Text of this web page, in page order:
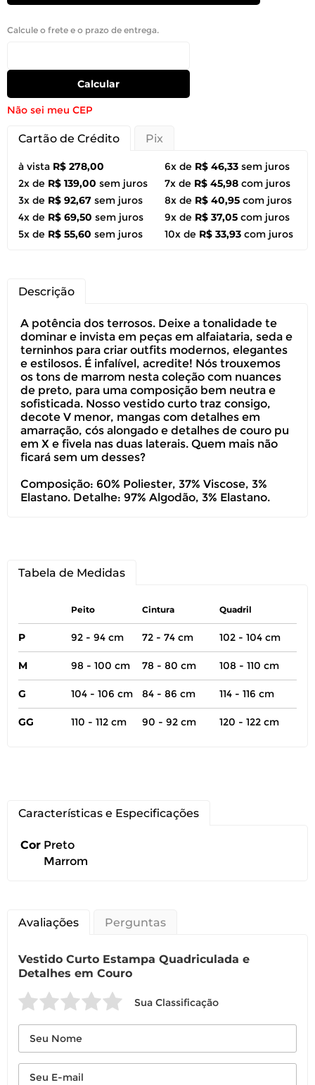
Calcule o frete e o prazo de entrega.
Calcular
Não sei meu CEP
Cartão de Crédito Pix
à vista R$ 278,00
2x de R$ 139,00 sem juros
3x de R$ 92,67 sem juros
4x de R$ 69,50 sem juros
5x de R$ 55,60 sem juros
6x de R$ 46,33 sem juros
7x de R$ 45,98 com juros
8x de R$ 40,95 com juros
9x de R$ 37,05 com juros
10x de R$ 33,93 com juros
Descrição
A potência dos terrosos. Deixe a tonalidade te
dominar e invista em peças em alfaiataria, seda e
terninhos para criar outfits modernos, elegantes
e estilosos. É infalível, acredite! Nós trouxemos
os tons de marrom nesta coleção com nuances
de preto, para uma composição bem neutra e
sofisticada. Nosso vestido curto traz consigo,
decote V menor, mangas com detalhes em
amarração, cós alongado e detalhes de couro pu
em X e fivela nas duas laterais. Quem mais não
ficará sem um desses?
Composição: 60% Poliester, 37% Viscose, 3%
Elastano. Detalhe: 97% Algodão, 3% Elastano.
Tabela de Medidas
Peito Cintura Quadril
P 92 - 94 cm 72 - 74 cm 102 - 104 cm
M 98 - 100 cm 78 - 80 cm 108 - 110 cm
G 104 - 106 cm 84 - 86 cm 114 - 116 cm
GG 110 - 112 cm 90 - 92 cm 120 - 122 cm
Características e Especificações
Cor Preto
Marrom
Avaliações Perguntas
Vestido Curto Estampa Quadriculada e
Detalhes em Couro
Sua Classificação